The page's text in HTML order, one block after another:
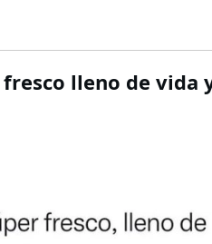
lleno de vida